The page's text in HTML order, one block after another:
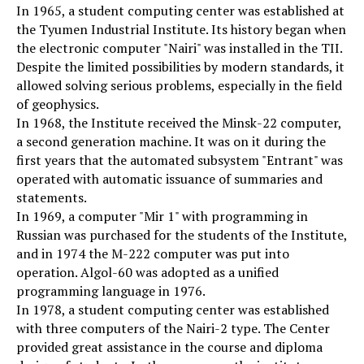
In 1965, a student computing center was established at
the Tyumen Industrial Institute. Its history began when
the electronic computer "Nairi" was installed in the TII.
Despite the limited possibilities by modern standards, it
allowed solving serious problems, especially in the field
of geophysics.
In 1968, the Institute received the Minsk-22 computer,
a second generation machine. It was on it during the
first years that the automated subsystem "Entrant" was
operated with automatic issuance of summaries and
statements.
In 1969, a computer "Mir 1" with programming in
Russian was purchased for the students of the Institute,
and in 1974 the M-222 computer was put into
operation. Algol-60 was adopted as a unified
programming language in 1976.
In 1978, a student computing center was established
with three computers of the Nairi-2 type. The Center
provided great assistance in the course and diploma